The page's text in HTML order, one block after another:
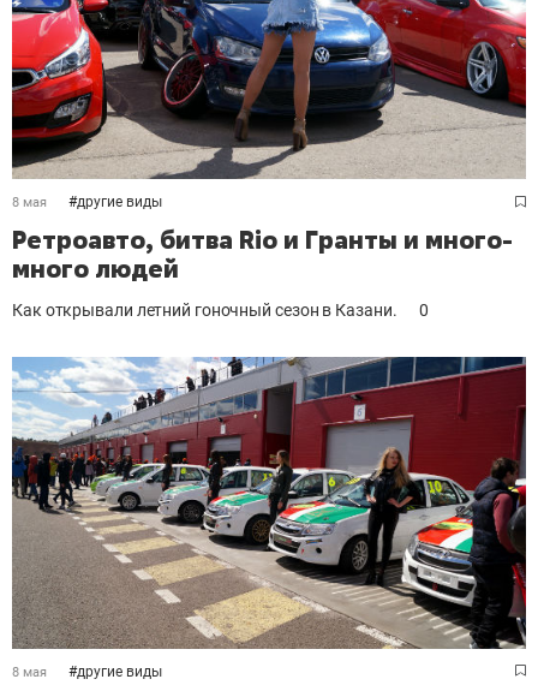
8 мая #другие виды
Ретроавто, битва Rio и Гранты и много-
много людей
Как открывали летний гоночный сезон в Казани. 0
8 мая #другие виды